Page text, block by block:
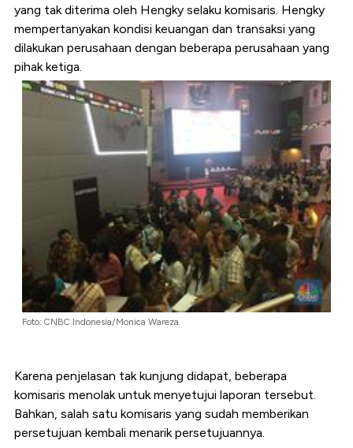
yang tak diterima oleh Hengky selaku komisaris. Hengky
mempertanyakan kondisi keuangan dan transaksi yang
dilakukan perusahaan dengan beberapa perusahaan yang
pihak ketiga.
Foto: CNBC Indonesia/Monica Wareza
Karena penjelasan tak kunjung didapat, beberapa
komisaris menolak untuk menyetujui laporan tersebut.
Bahkan, salah satu komisaris yang sudah memberikan
persetujuan kembali menarik persetujuannya.